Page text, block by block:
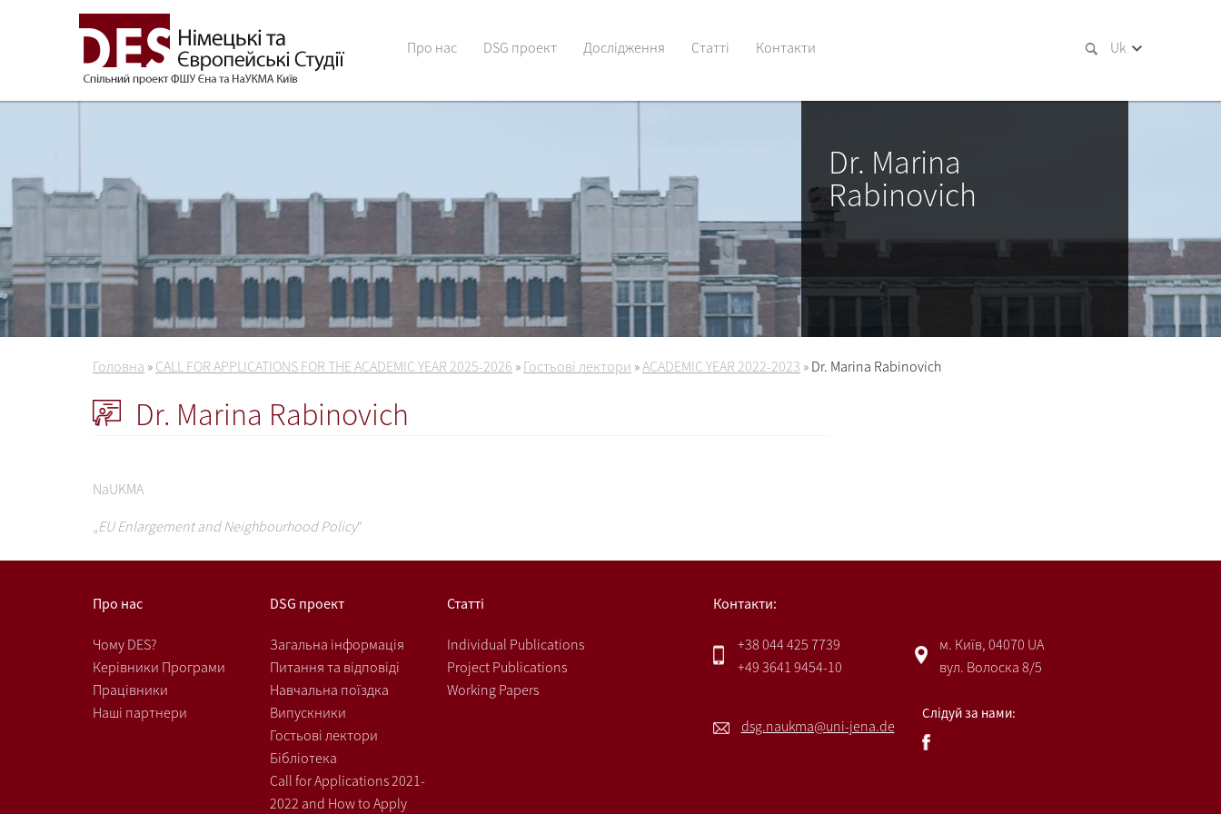
Про нас DSG проект Дослідження Статті Контакти Uk
Dr. Marina
Rabinovich
Головна » CALL FOR APPLICATIONS FOR THE ACADEMIC YEAR 2025-2026 » Гостьові лектори »ACADEMIC YEAR 2022-2023 » Dr. Marina Rabinovich
Dr. Marina Rabinovich
NaUKMA
„EU Enlargement and Neighbourhood Policy“
Про нас
Чому DES?
Керівники Програми
Працівники
Наші партнери
DSG проект
Загальна інформація
Питання та відповіді
Навчальна поїздка
Випускники
Гостьові лектори
Бібліотека
Call for Applications 2021-
2022 and How to Apply
Статті
Individual Publications
Project Publications
Working Papers
Контакти:
+38 044 425 7739
+49 3641 9454-10
м. Київ, 04070 UA
вул. Волоска 8/5
dsg.naukma@uni-jena.de
Слідуй за нами: